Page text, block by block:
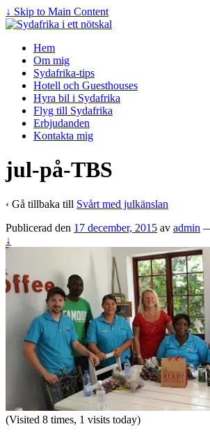
↓ Skip to Main Content
Hem
Om mig
Sydafrika-tips
Hotell och Guesthouses
Hyra bil i Sydafrika
Flyg till Sydafrika
Erbjudanden
Kontakta mig
jul-på-TBS
‹ Gå tillbaka till Svårt med julkänslan
Publicerad den 17 december, 2015 av admin
↓
(Visited 8 times, 1 visits today)